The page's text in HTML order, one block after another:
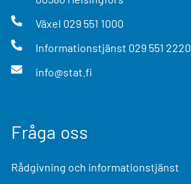
Växel 029 551 1000
Informationstjänst 029 551 2220
info@stat.fi
Fråga oss
Rådgivning och informationstjänst